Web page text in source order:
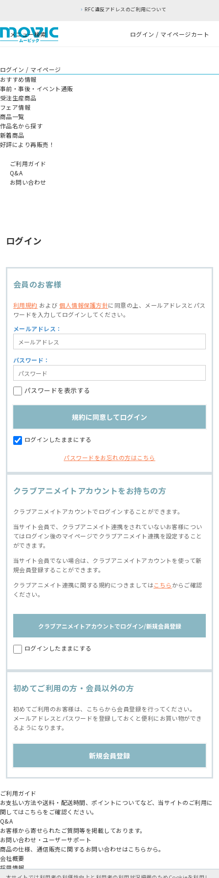
RFC違反アドレスのご利用について
メニュー検索 ログイン / マイページカート
ログイン / マイページ
おすすめ情報
事前・事後・イベント通販
受注生産商品
フェア情報
商品一覧
作品名から探す
新着商品
好評により再販売！
ご利用ガイド
Q&A
お問い合わせ
ログイン
会員のお客様
利用規約 および個人情報保護方針に同意の上、
メールアドレスとパス
ワードを入力してログインしてください。
メールアドレス：
パスワード：
パスワードを表示する
ログインしたままにする
パスワードをお忘れの方はこちら
クラブアニメイトアカウントをお持ちの方
クラブアニメイトアカウントでログインすることができます。
当サイト会員で、クラブアニメイト連携をされていないお客様につい
てはログイン後のマイページでクラブアニメイト連携を設定すること
ができます。
当サイト会員でない場合は、クラブアニメイトアカウントを使って新
規会員登録することができます。
クラブアニメイト連携に関する規約につきましてはこちら からご確認
ください。
クラブアニメイトアカウントでログイン/新規会員登録
ログインしたままにする
初めてご利用の方・会員以外の方
初めてご利用のお客様は、こちらから会員登録を行ってください。
メールアドレスとパスワードを登録しておくと便利にお買い物ができ
るようになります。
ご利用ガイド
お支払い方法や送料・配送時間、ポイントについてなど、当サイトのご利用に
関してはこちらをご確認ください。
Q&A
お客様から寄せられたご質問等を掲載しております。
お問い合わせ・ユーザーサポート
商品の仕様、通信販売に関するお問い合わせはこちらから。
会社概要
採用情報